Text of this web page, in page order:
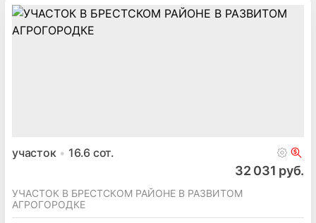
участок 16.6 сот.
32 031 руб.
УЧАСТОК В БРЕСТСКОМ РАЙОНЕ В РАЗВИТОМ
АГРОГОРОДКЕ